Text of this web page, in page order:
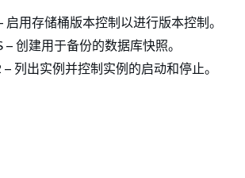
启用存储桶版本控制以进行版本控制。
– 创建用于备份的数据库快照。
– 列出实例并控制实例的启动和停止。